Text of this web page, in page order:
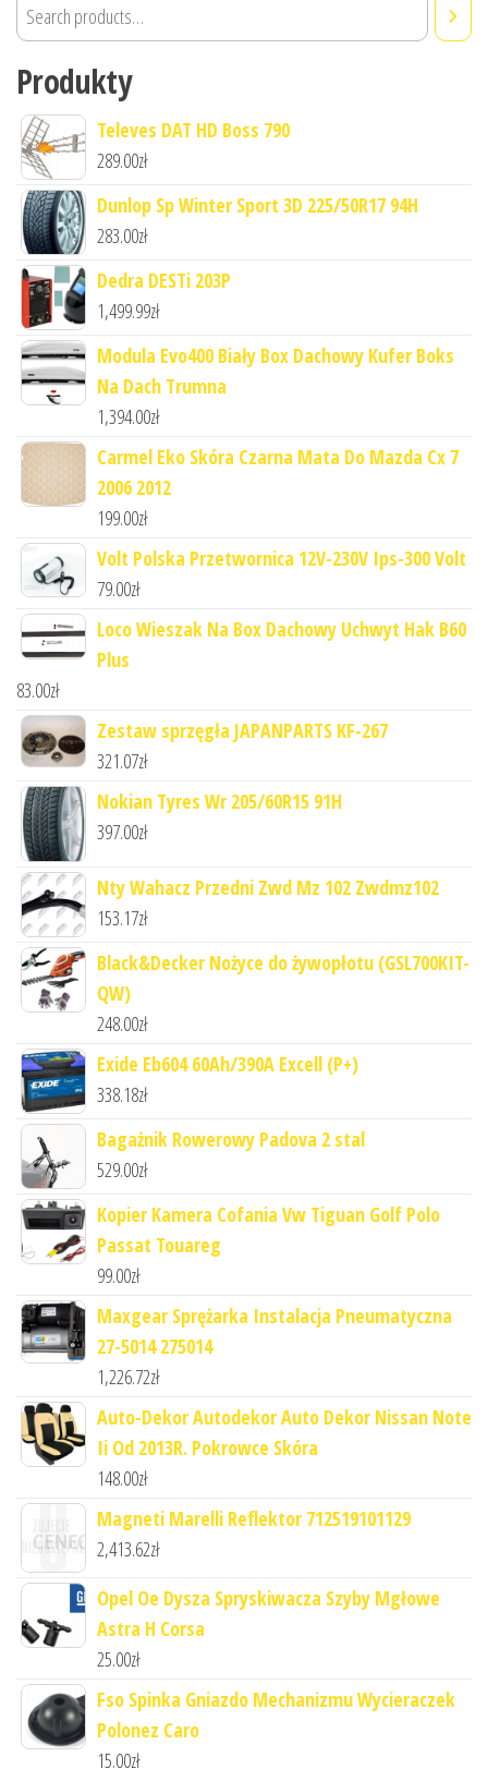
Produkty
Televes DAT HD Boss 790
289.00zł
Dunlop Sp Winter Sport 3D 225/50R17 94H
283.00zł
Dedra DESTi 203P
1,499.99zł
Modula Evo400 Biały Box Dachowy Kufer Boks
Na Dach Trumna
1,394.00zł
Carmel Eko Skóra Czarna Mata Do Mazda Cx 7
2006 2012
199.00zł
Volt Polska Przetwornica 12V-230V Ips-300 Volt
79.00zł
Loco Wieszak Na Box Dachowy Uchwyt Hak B60
Plus
83.00zł
Zestaw sprzęgła JAPANPARTS KF-267
321.07zł
Nokian Tyres Wr 205/60R15 91H
397.00zł
Nty Wahacz Przedni Zwd Mz 102 Zwdmz102
153.17zł
Black&Decker Nożyce do żywopłotu (GSL700KIT-
QW)
248.00zł
Exide Eb604 60Ah/390A Excell (P+)
338.18zł
Bagażnik Rowerowy Padova 2 stal
529.00zł
Kopier Kamera Cofania Vw Tiguan Golf Polo
Passat Touareg
99.00zł
Maxgear Sprężarka Instalacja Pneumatyczna
27-5014 275014
1,226.72zł
Auto-Dekor Autodekor Auto Dekor Nissan Note
Ii Od 2013R. Pokrowce Skóra
148.00zł
Magneti Marelli Reflektor 712519101129
2,413.62zł
Opel Oe Dysza Spryskiwacza Szyby Mgłowe
Astra H Corsa
25.00zł
Fso Spinka Gniazdo Mechanizmu Wycieraczek
Polonez Caro
15.00zł